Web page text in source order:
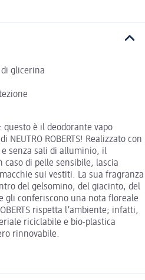
glicerina
è il deodorante vapo
ROBERTS! Realizzato con
senza sali di alluminio, il
caso di pelle sensibile, lascia
sui vestiti. La sua fragranza
del gelsomino, del giacinto, del
gli conferiscono una nota floreale
rispetta l’ambiente; infatti,
riciclabile e bio-plastica
rinnovabile.